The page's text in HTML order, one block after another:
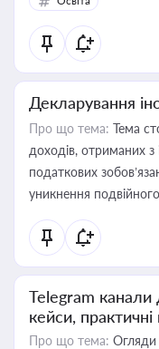
Декларування
Про що тема: Тема
доходів, отриманих
податкових
уникнення
Telegram канали
кейси,
Про що тема: Огляди